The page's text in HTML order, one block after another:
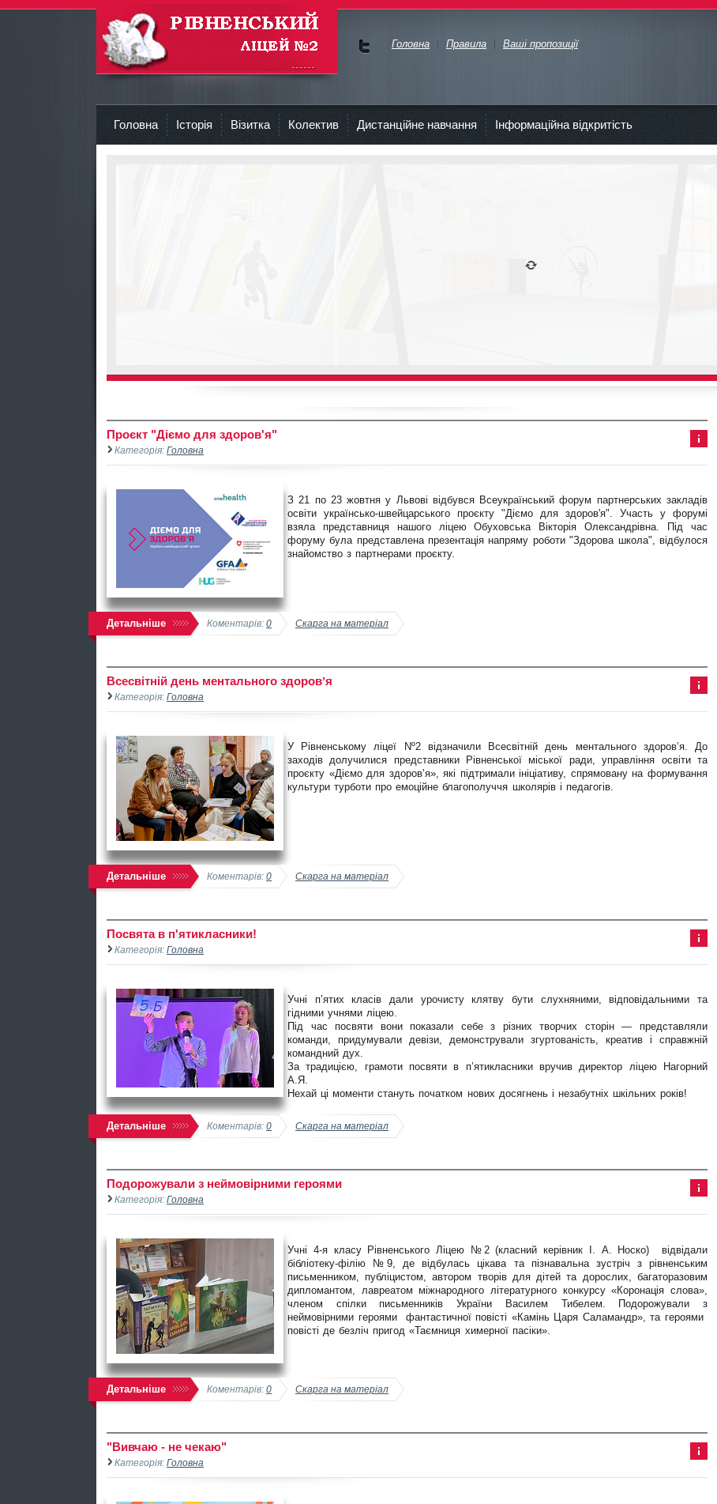
Рівненський Ліцей №2
Головна Правила Ваші пропозиції
Головна Історія Візитка Колектив Дистанційне навчання Інформаційна відкритість
ор
до
ста
тті
Проєкт "Діємо для здоров'я"
Категорія: Головна
З 21 по 23 жовтня у Львові відбувся Всеукраїнський форум партнерських закладів
освіти українсько-швейцарського проєкту "Діємо для здоров'я". Участь у форумі
взяла представниця нашого ліцею Обуховська Вікторія Олександрівна. Під час
форуму була представлена презентація напряму роботи "Здорова школа", відбулося
знайомство з партнерами проєкту.
Детальніше Коментарів: 0 Скарга на матеріал
ор
до
ста
тті
Всесвітній день ментального здоровʼя
Категорія: Головна
У Рівненському ліцеї Nº2 відзначили Всесвітній день ментального здоровʼя. До
заходів долучилися представники Рівненської міської ради, управління освіти та
проєкту «Діємо для здоровʼя», які підтримали ініціативу, спрямовану на формування
культури турботи про емоційне благополуччя школярів і педагогів.
Детальніше Коментарів: 0 Скарга на матеріал
ор
до
тті
Посвята в п'ятикласники!
Категорія: Головна
Учні пʼятих класів дали урочисту клятву бути слухняними, відповідальними та
гідними учнями ліцею.
Під час посвяти вони показали себе з різних творчих сторін — представляли
команди, придумували девізи, демонстрували згуртованість, креатив і справжній
командний дух.
За традицією, грамоти посвяти в пʼятикласники вручив директор ліцею Нагорний
А.Я.
Нехай ці моменти стануть початком нових досягнень і незабутніх шкільних років!
Детальніше Коментарів: 0 Скарга на матеріал
ор
до
ста
тті
Подорожували з неймовірними героями
Категорія: Головна
Учні 4-я класу Рівненського Ліцею №2 (класний керівник І. А. Носко) відвідали
бібліотеку-філію №9, де відбулась цікава та пізнавальна зустріч з рівненським
письменником, публіцистом, автором творів для дітей та дорослих, багаторазовим
дипломантом, лавреатом міжнародного літературного конкурсу «Коронація слова»,
членом спілки письменників України Василем Тибелем. Подорожували з
неймовірними героями фантастичної повісті «Камінь Царя Саламандр», та героями
повісті де безліч пригод «Таємниця химерної пасіки».
Детальніше Коментарів: 0 Скарга на матеріал
ор
"Вивчаю - не чекаю"
Категорія: Головна